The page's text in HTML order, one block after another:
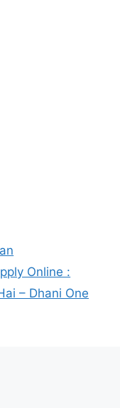
Online :
– Dhani One